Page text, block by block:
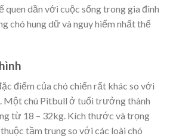
quen dần với cuộc sống trong gia đình
chó hung dữ và nguy hiểm nhất thế
điểm của chó chiến rất khác so với
Một chú Pitbull ở tuổi trưởng thành
từ 18 – 32kg. Kích thước và trọng
tầm trung so với các loài chó